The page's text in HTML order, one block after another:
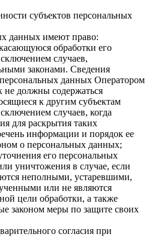
субъектов персональных
данных имеют право:
обработки его
случаев,
законами. Сведения
данных Оператором
должны содержаться
к другим субъектам
случаев, когда
для раскрытия таких
информации и порядок ее
о персональных данных;
его персональных
уничтожения в случае, если
неполными, устаревшими,
или не являются
цели обработки, а также
законом меры по защите своих
согласия при